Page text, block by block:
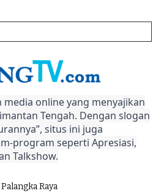
media online yang menyajikan
Tengah. Dengan slogan
situs ini juga
program seperti Apresiasi,
Talkshow.
Raya